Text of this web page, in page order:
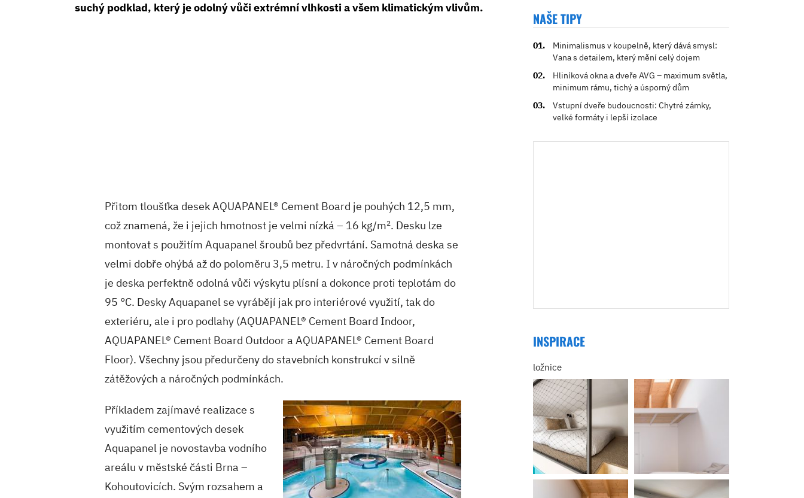
suchý podklad, který je odolný vůči extrémní vlhkosti a všem klimatickým vlivům.
Přitom tloušťka desek AQUAPANEL® Cement Board je pouhých 12,5 mm,
což znamená, že i jejich hmotnost je velmi nízká – 16 kg/m2. Desku lze
montovat s použitím Aquapanel šroubů bez předvrtání. Samotná deska se
velmi dobře ohýbá až do poloměru 3,5 metru. I v náročných podmínkách
je deska perfektně odolná vůči výskytu plísní a dokonce proti teplotám do
95 °C. Desky Aquapanel se vyrábějí jak pro interiérové využití, tak do
exteriéru, ale i pro podlahy (AQUAPANEL® Cement Board Indoor,
AQUAPANEL® Cement Board Outdoor a AQUAPANEL® Cement Board
Floor). Všechny jsou předurčeny do stavebních konstrukcí v silně
zátěžových a náročných podmínkách.
Příkladem zajímavé realizace s
využitím cementových desek
Aquapanel je novostavba vodního
areálu v městské části Brna –
Kohoutovicích. Svým rozsahem a
NAŠE TIPY
Minimalismus v koupelně, který dává smysl:
Vana s detailem, který mění celý dojem
Hliníková okna a dveře AVG – maximum světla,
minimum rámu, tichý a úsporný dům
Vstupní dveře budoucnosti: Chytré zámky,
velké formáty i lepší izolace
INSPIRACE
ložnice